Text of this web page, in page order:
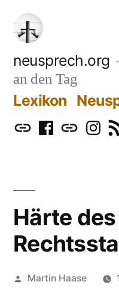
Zum
Inhalt
springen
neusprech.org
an den Tag
Lexikon
MastodonFacebook
Bluesky
Härte des
Veröffentlicht
Martin Haase